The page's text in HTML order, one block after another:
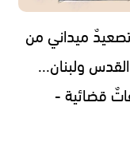
ميداني من
ولبنان...
قضائية -